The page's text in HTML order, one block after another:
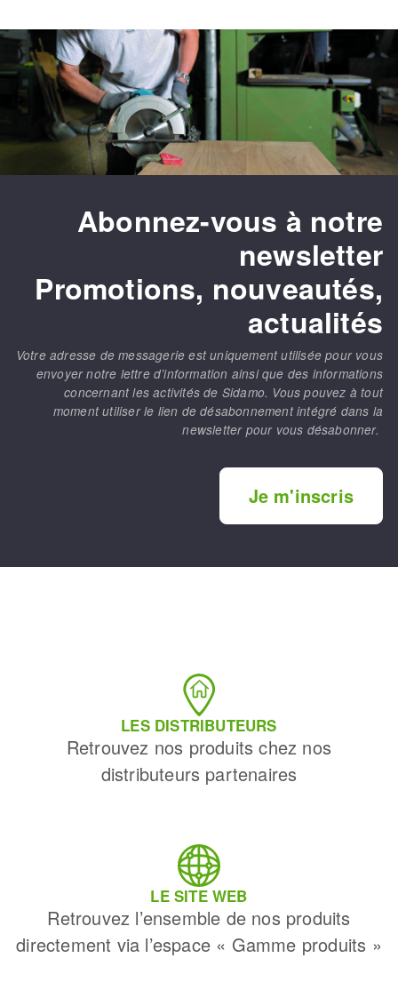
Abonnez-vous à notre
newsletter
Promotions, nouveautés,
actualités
Votre adresse de messagerie est uniquement utilisée pour vous
envoyer notre lettre d’information ainsi que des informations
concernant les activités de Sidamo. Vous pouvez à tout
moment utiliser le lien de désabonnement intégré dans la
newsletter pour vous désabonner.
Je m'inscris
LES DISTRIBUTEURS
Retrouvez nos produits chez nos
distributeurs partenaires
LE SITE WEB
Retrouvez l’ensemble de nos produits
directement via l’espace « Gamme produits »